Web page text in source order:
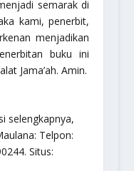
semarak di
kami, penerbit,
menjadikan
buku ini
Jama’ah. Amin.
selengkapnya,
Telpon:
Situs: